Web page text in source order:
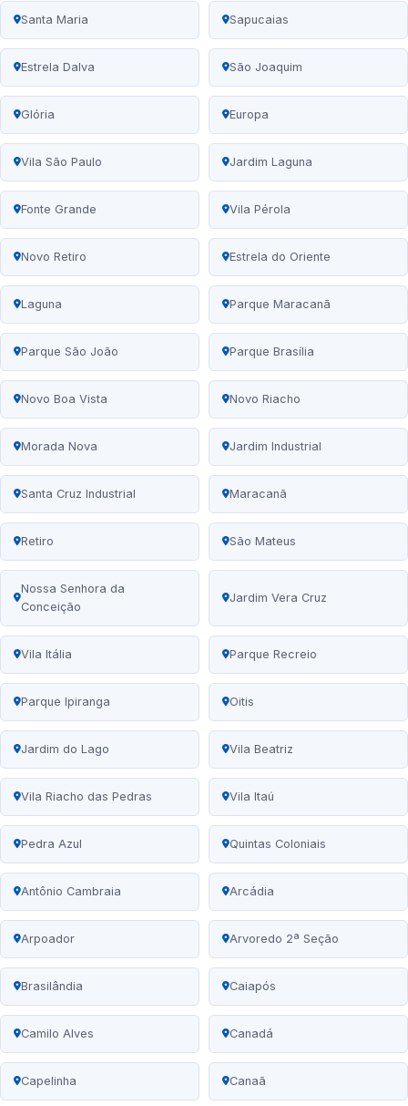
Santa Maria Sapucaias
Estrela Dalva São Joaquim
Glória Europa
Vila São Paulo Jardim Laguna
Fonte Grande Vila Pérola
Novo Retiro Estrela do Oriente
Laguna Parque Maracanã
Parque São João Parque Brasília
Novo Boa Vista Novo Riacho
Morada Nova Jardim Industrial
Santa Cruz Industrial Maracanã
Retiro São Mateus
Nossa Senhora da
Conceição
Jardim Vera Cruz
Vila Itália Parque Recreio
Parque Ipiranga Oitis
Jardim do Lago Vila Beatriz
Vila Riacho das Pedras Vila Itaú
Pedra Azul Quintas Coloniais
Antônio Cambraia Arcádia
Arpoador Arvoredo 2ª Seção
Brasilândia Caiapós
Camilo Alves Canadá
Capelinha Canaã